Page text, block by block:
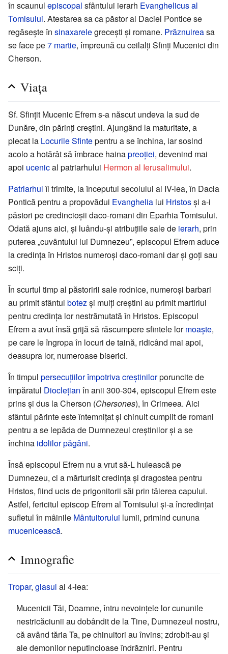
în scaunul episcopal sfântului ierarh Evanghelicus al
Tomisului. Atestarea sa ca păstor al Daciei Pontice se
regăsește în sinaxarelegrecești și romane. Prăznuireasa
se face pe7 martie, împreună cu ceilalți Sfinți Mucenici din
Cherson.
Viața
Sf. Sfințit Mucenic Efrem s-a născut undeva la sud de
Dunăre, din părinți creștini. Ajungând la maturitate, a
plecat la Locurile Sfintepentru a se închina, iar sosind
acolo a hotărât să îmbrace hainapreoției, devenind mai
apoi ucenical patriarhului Hermon al Ierusalimului.
Patriarhul îl trimite, la începutul secolului al IV-lea, în Dacia
Pontică pentru a propovădui Evanghelia lui Hristosși a-i
păstori pe credincioșii daco-romani din Eparhia Tomisului.
Odată ajuns aici, și luându-și atribuțiile sale de ierarh, prin
puterea „cuvântului lui Dumnezeu”, episcopul Efrem aduce
la credința în Hristos numeroși daco-romani dar și goți sau
sciți.
În scurtul timp al păstoririi sale rodnice, numeroși barbari
au primit sfântul botez și mulți creștini au primit martiriul
pentru credința lor nestrămutată în Hristos. Episcopul
Efrem a avut însă grijă să răscumpere sfintele lormoaște,
pe care le îngropa în locuri de taină, ridicând mai apoi,
deasupra lor, numeroase biserici.
În timpul persecuțiilor împotriva creștinilorporuncite de
împăratul Dioclețian în anii 300-304, episcopul Efrem este
prins și dus la Cherson (Chersones), în Crimeea. Aici
sfântul părinte este întemnițat și chinuit cumplit de romani
pentru a se lepăda de Dumnezeul creștinilor și a se
închina idolilor păgâni.
Însă episcopul Efrem nu a vrut să-L hulească pe
Dumnezeu, ci a mărturisit credința și dragostea pentru
Hristos, fiind ucis de prigonitorii săi prin tăierea capului.
Astfel, fericitul episcop Efrem al Tomisului și-a încredințat
sufletul în mâinile Mântuitorului lumii, primind cununa
mucenicească.
Imnografie
Tropar, glasul al 4-lea:
Mucenicii Tăi, Doamne, întru nevoințele lor cununile
nestricăciunii au dobândit de la Tine, Dumnezeul nostru,
că având tăria Ta, pe chinuitori au învins; zdrobit-au și
ale demonilor neputincioase îndrăzniri. Pentru